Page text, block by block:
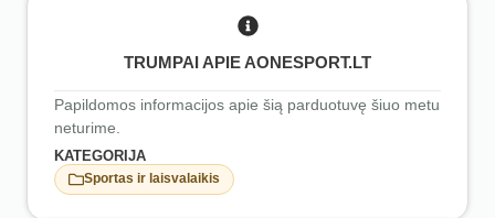
TRUMPAI APIE AONESPORT.LT
Papildomos informacijos apie šią parduotuvę šiuo metu
neturime.
KATEGORIJA
Sportas ir laisvalaikis